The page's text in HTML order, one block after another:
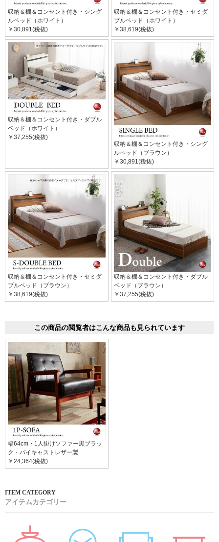
収納＆棚＆コンセント付き・シング
ルベッド（ホワイト）
￥30,891(税抜)
収納＆棚＆コンセント付き・セミダ
ブルベッド（ホワイト）
￥38,619(税抜)
収納＆棚＆コンセント付き・ダブル
ベッド（ホワイト）
￥37,255(税抜)
収納＆棚＆コンセント付き・シング
ルベッド（ブラウン）
￥30,891(税抜)
収納＆棚＆コンセント付き・セミダ
ブルベッド（ブラウン）
￥38,619(税抜)
収納＆棚＆コンセント付き・ダブル
ベッド（ブラウン）
￥37,255(税抜)
この商品の閲覧者はこんな商品も見られています
幅64cm・1人掛けソファー黒ブラッ
ク・バイキャストレザー製
￥24,364(税抜)
アイテムカテゴリー